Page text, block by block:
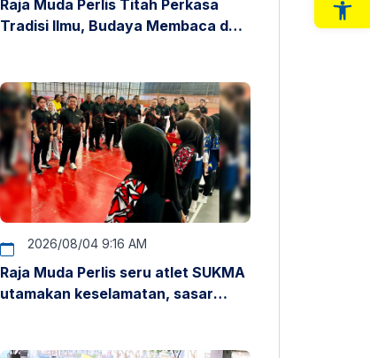
Raja Muda Perlis Titah Perkasa
Tradisi Ilmu, Budaya Membaca dan
2026/08/04 9:16 AM
Raja Muda Perlis seru atlet SUKMA
utamakan keselamatan, sasar